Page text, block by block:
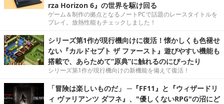
rza Horizon 6』の世界を駆け回る
ゲーム＆制作の拠点となるノートPCで話題のレースタイトルを
プレイ。放熱性能もチェックしました！
シリーズ第1作が現行機向けに復活！懐かしくも色褪せ
ない『カルドセプト ザ ファースト』遊びやすい機能も
搭載で、あらためて“原典”に触れるのにぴったり
シリーズ第1作が現行機向けの新機能を備えて復活！
「冒険は楽しいものだ」 ─『FF11』と『ウィザードリ
ィ ヴァリアンツ ダフネ』、"優しくないRPG"の沼にど